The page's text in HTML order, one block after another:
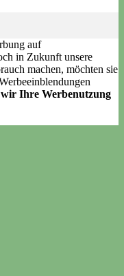
auf
in Zukunft unsere
machen, möchten sie
Ihre Werbenutzung